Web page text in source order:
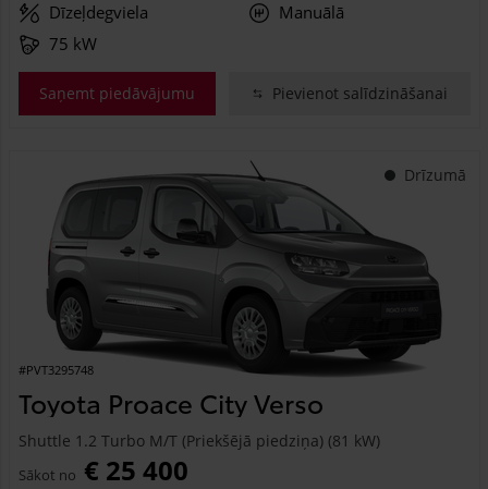
Dīzeļdegviela
Manuālā
75 kW
Saņemt piedāvājumu Pievienot salīdzināšanai
Drīzumā
#PVT3295748
Toyota Proace City Verso
Shuttle 1.2 Turbo M/T (Priekšējā piedziņa) (81 kW)
Sākot no € 25 400